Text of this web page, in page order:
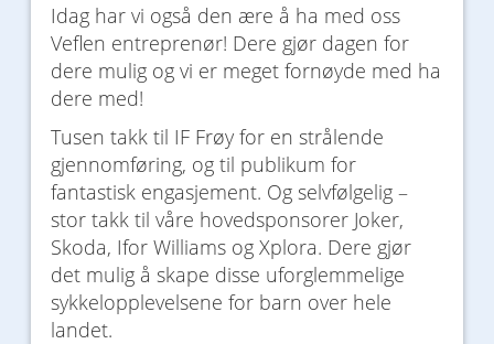
Idag har vi også den ære å ha med oss
Veflen entreprenør! Dere gjør dagen for
dere mulig og vi er meget fornøyde med ha
dere med!
Tusen takk til IF Frøy for en strålende
gjennomføring, og til publikum for
fantastisk engasjement. Og selvfølgelig –
stor takk til våre hovedsponsorer Joker,
Skoda, Ifor Williams og Xplora. Dere gjør
det mulig å skape disse uforglemmelige
sykkelopplevelsene for barn over hele
landet.